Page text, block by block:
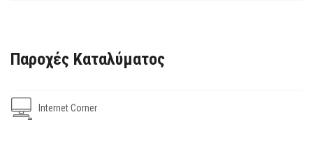
Παροχές Καταλύματος
Internet Corner